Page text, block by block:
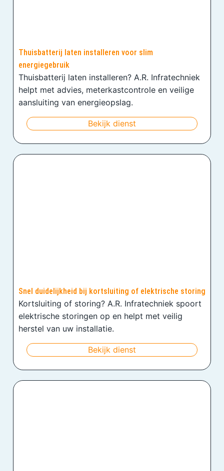
Thuisbatterij laten installeren voor slim
energiegebruik
Thuisbatterij laten installeren? A.R. Infratechniek
helpt met advies, meterkastcontrole en veilige
aansluiting van energieopslag.
Bekijk dienst
Snel duidelijkheid bij kortsluiting of elektrische storing
Kortsluiting of storing? A.R. Infratechniek spoort
elektrische storingen op en helpt met veilig
herstel van uw installatie.
Bekijk dienst